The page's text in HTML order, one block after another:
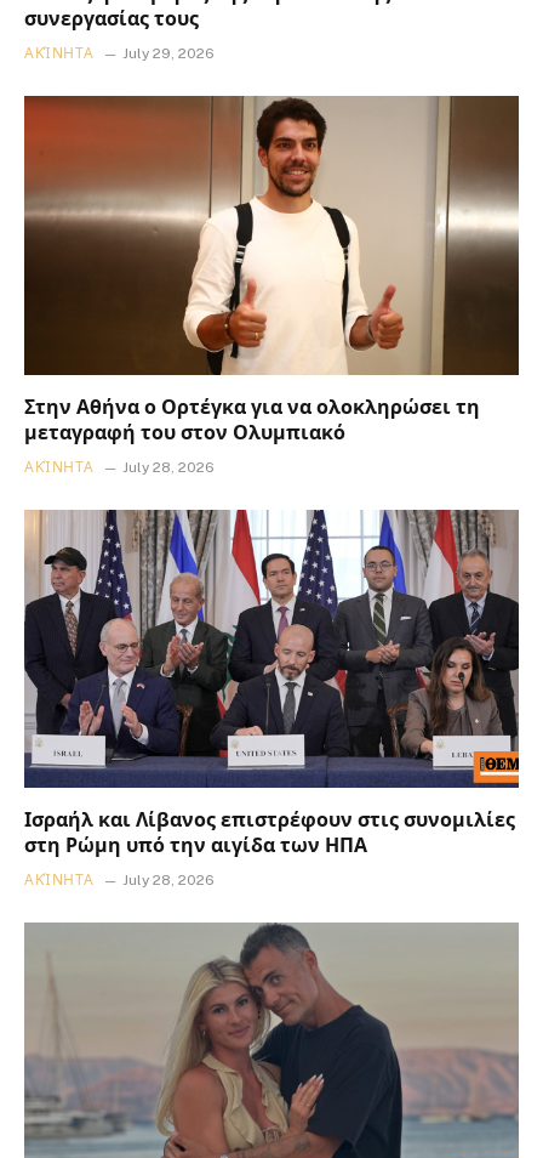
συνεργασίας τους
ΑΚΊΝΗΤΑ July 29, 2026
Στην Αθήνα ο Ορτέγκα για να ολοκληρώσει τη
μεταγραφή του στον Ολυμπιακό
ΑΚΊΝΗΤΑ July 28, 2026
Ισραήλ και Λίβανος επιστρέφουν στις συνομιλίες
στη Ρώμη υπό την αιγίδα των ΗΠΑ
ΑΚΊΝΗΤΑ July 28, 2026